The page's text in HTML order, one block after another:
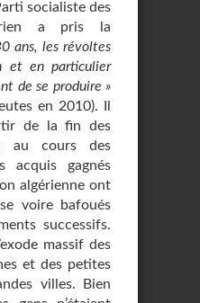
socialiste des
a pris la
ans, les révoltes
et en particulier
de se produire »
en 2010). Il
de la fin des
au cours des
acquis gagnés
algérienne ont
voire bafoués
successifs.
massif des
et des petites
villes. Bien